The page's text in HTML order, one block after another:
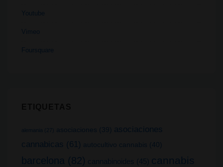
Youtube
Vimeo
Foursquare
alemania (27) asociaciones (39)
asociaciones
cannabicas (61) autocultivo cannabis (40)
barcelona (82) cannabinoides (45) cannabis